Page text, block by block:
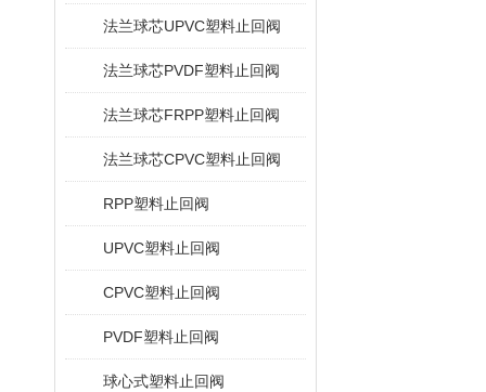
法兰球芯UPVC塑料止回阀
法兰球芯PVDF塑料止回阀
法兰球芯FRPP塑料止回阀
法兰球芯CPVC塑料止回阀
RPP塑料止回阀
UPVC塑料止回阀
CPVC塑料止回阀
PVDF塑料止回阀
球心式塑料止回阀